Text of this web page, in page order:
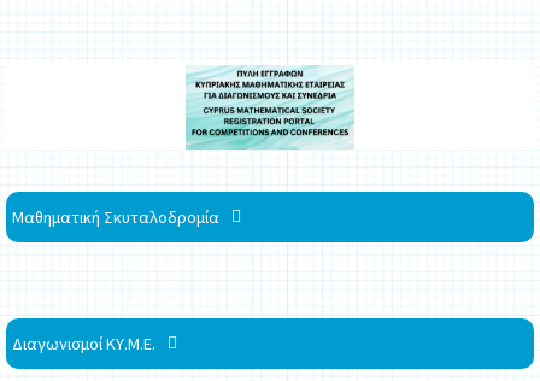
Μαθηματική Σκυταλοδρομία
Διαγωνισμοί ΚΥ.Μ.Ε.